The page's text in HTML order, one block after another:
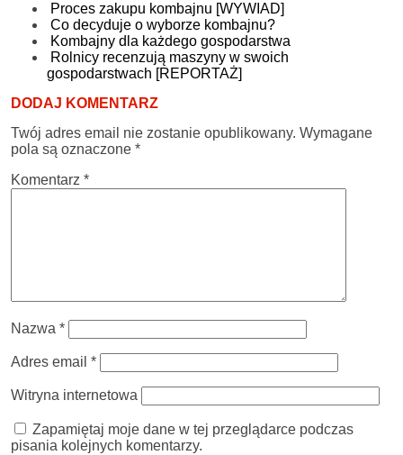
Proces zakupu kombajnu [WYWIAD]
Co decyduje o wyborze kombajnu?
Kombajny dla każdego gospodarstwa
Rolnicy recenzują maszyny w swoich
gospodarstwach [REPORTAŻ]
DODAJ KOMENTARZ
Twój adres email nie zostanie opublikowany. Wymagane
pola są oznaczone *
Komentarz *
Nazwa *
Adres email *
Witryna internetowa
Zapamiętaj moje dane w tej przeglądarce podczas
pisania kolejnych komentarzy.